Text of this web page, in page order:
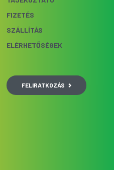
FIZETÉS
SZÁLLÍTÁS
ELÉRHETŐSÉGEK
FELIRATKOZÁS